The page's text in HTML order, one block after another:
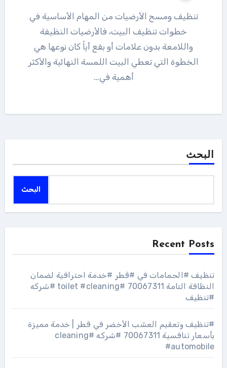
تنظيف ومسح الأرضيات من المهام الأساسية في
خطوات تنظيف البيت، فالأرضيات النظيفة
واللامعة بدون علامات أو بقع أياً كان نوعها هي
الخطوة التي تعطي البيت اللمسة النهائية والأكثر
أهمية في…
البحث
البحث
Recent Posts
تنظيف #الحمامات في #قطر #خدمة احترافية لضمان
النظافة التامة 70067311 #toilet #cleaning #شركه
#تنظيف
#تنظيف وتعقيم العشب الأخضر في قطر | خدمة مميزة
بأسعار تنافسية 70067311 #شركه #cleaning
#automobile